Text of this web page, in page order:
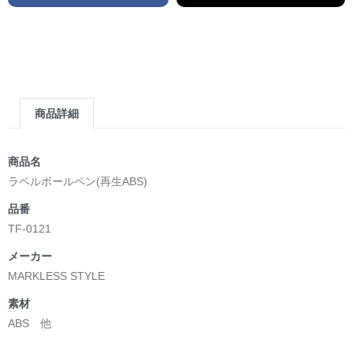
商品詳細
商品名
ラペルボールペン(再生ABS)
品番
TF-0121
メーカー
MARKLESS STYLE
素材
ABS 他